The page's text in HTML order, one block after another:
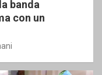
banda
con un